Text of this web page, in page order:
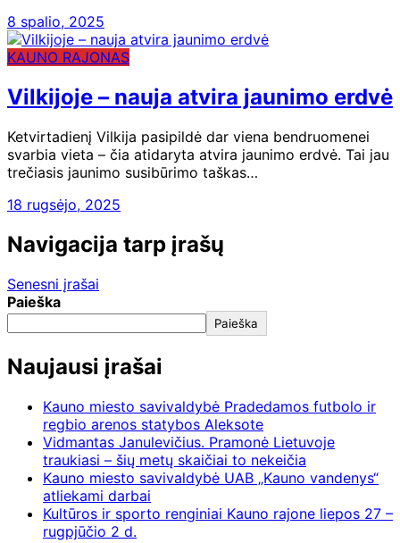
8 spalio, 2025
KAUNO RAJONAS
Vilkijoje – nauja atvira jaunimo erdvė
Ketvirtadienį Vilkija pasipildė dar viena bendruomenei
svarbia vieta – čia atidaryta atvira jaunimo erdvė. Tai jau
trečiasis jaunimo susibūrimo taškas…
18 rugsėjo, 2025
Navigacija tarp įrašų
Senesni įrašai
Paieška
Paieška
Naujausi įrašai
Kauno miesto savivaldybė Pradedamos futbolo ir
regbio arenos statybos Aleksote
Vidmantas Janulevičius. Pramonė Lietuvoje
traukiasi – šių metų skaičiai to nekeičia
Kauno miesto savivaldybė UAB „Kauno vandenys“
atliekami darbai
Kultūros ir sporto renginiai Kauno rajone liepos 27 –
rugpjūčio 2 d.